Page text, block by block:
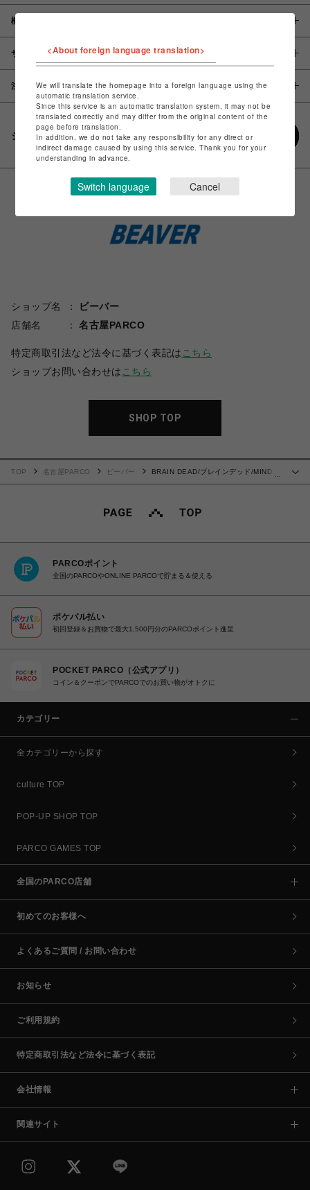
概要
サイズ
注意事項
シェアする
ショップ名
ビーバー
店舗名
名古屋PARCO
特定商取引法など法令に基づく表記は こちら
ショップお問い合わせは こちら
SHOP TOP
…
TOP 名古屋PARCO ビーバー
BRAIN DEAD/ブレインデッド/MIND
PARCOポイント
全国のPARCOやONLINE PARCOで貯まる＆使える
ポケパル払い
初回登録＆お買物で最大1,500円分のPARCOポイント進呈
POCKET PARCO（公式アプリ）
コイン＆クーポンでPARCOでのお買い物がオトクに
カテゴリー
全カテゴリーから探す
culture TOP
POP-UP SHOP TOP
PARCO GAMES TOP
全国のPARCO店舗
初めてのお客様へ
よくあるご質問 / お問い合わせ
お知らせ
ご利用規約
特定商取引法など法令に基づく表記
会社情報
関連サイト
<About foreign language translation>
We will translate the homepage into a foreign language using the
automatic translation service.
Since this service is an automatic translation system, it may not be
translated correctly and may differ from the original content of the
page before translation.
In addition, we do not take any responsibility for any direct or
indirect damage caused by using this service. Thank you for your
understanding in advance.
Switch language Cancel